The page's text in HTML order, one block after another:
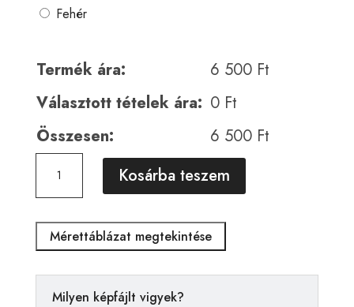
Fehér
Termék ára: 6 500 Ft
Választott tételek ára: 0 Ft
Összesen:
6 500 Ft
01267
Kosárba teszem
A
n
Mérettáblázat megtekintése
Milyen képfájlt vigyek?